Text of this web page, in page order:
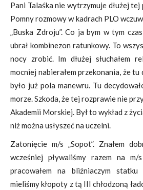
Pani Talaśka nie wytrzymuje dłużej
Pomny rozmowy w kadrach PLO
„Buska Zdroju”. Co ja bym w tym
ubrał kombinezon ratunkowy. To
nocy zrobić. Im dłużej słuchałem
mocniej nabierałem przekonania, że
było już pola manewru. Tu
morze. Szkoda, że tej rozprawie nie
Akademii Morskiej. Był to wykład z
niż można usłyszeć na uczelni.
Zatonięcie m/s „Sopot”. Znałem
wcześniej pływaliśmy razem na m/
pracowałem na bliźniaczym
mieliśmy kłopoty z tą III chłodzoną